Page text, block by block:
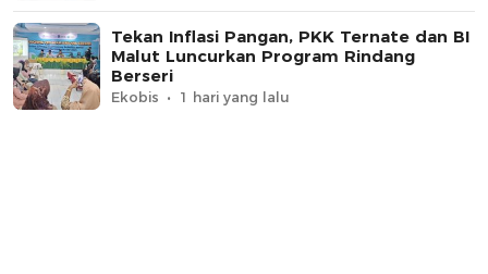
Tekan Inflasi Pangan, PKK Ternate dan BI
Malut Luncurkan Program Rindang
Berseri
Ekobis 1 hari yang lalu